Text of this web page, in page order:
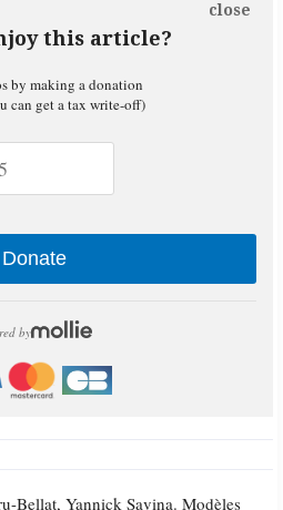
this article?
close
by making a donation
can get a tax write-off)
Donate
by
Bellat, Yannick Savina. Modèles